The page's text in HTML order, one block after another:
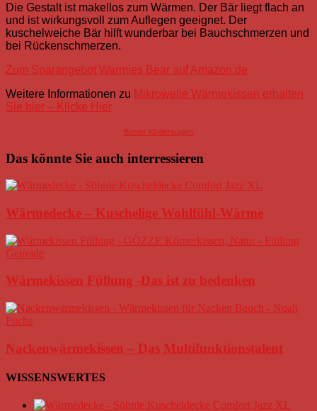
Die Gestalt ist makellos zum Wärmen. Der Bär liegt flach an
und ist wirkungsvoll zum Auflegen geeignet. Der
kuschelweiche Bär hilft wunderbar bei Bauchschmerzen und
bei Rückenschmerzen.
Zum Sparangebot Warmies Bear auf Amazon.de
Weitere Informationen zu Mikrowelle Wärmekissen erhalten
Sie hier – Klicke Hier
Bester Kinderwagen
Das könnte Sie auch interressieren
Wärmedecke – Kuschelige Wohlfühl-Wärme
Wärmekissen Füllung -Das ist zu bedenken
Nackenwärmekissen – Das Multifunktionstalent
WISSENSWERTES